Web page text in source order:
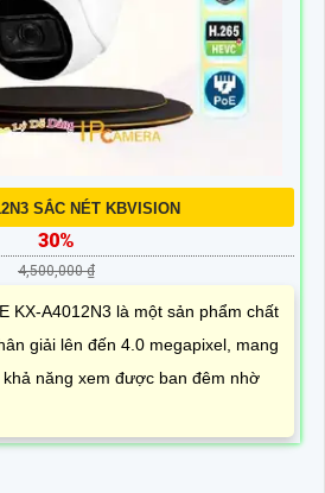
SẮC NÉT KBVISION
30%
4,500,000 ₫
KX-A4012N3 là một sản phẩm chất
giải lên đến 4.0 megapixel, mang
năng xem được ban đêm nhờ